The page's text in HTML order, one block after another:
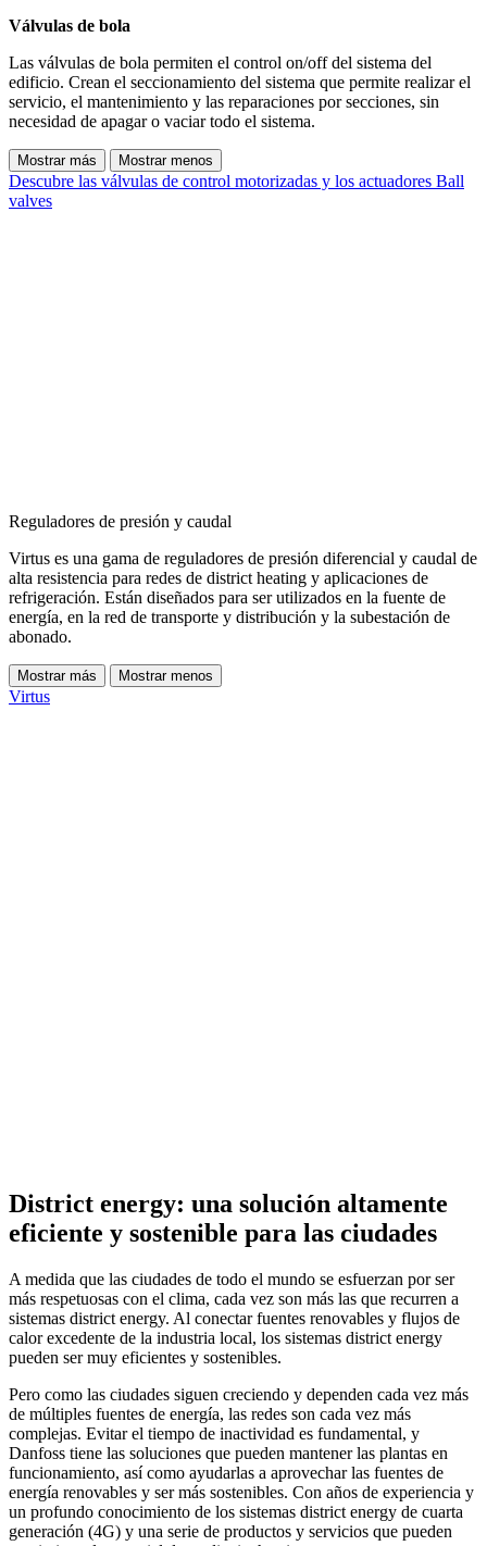
Válvulas de bola
Las válvulas de bola permiten el control on/off del sistema del
edificio. Crean el seccionamiento del sistema que permite realizar el
servicio, el mantenimiento y las reparaciones por secciones, sin
necesidad de apagar o vaciar todo el sistema.
Mostrar más Mostrar menos
Descubre las válvulas de control motorizadas y los actuadores Ball
valves
Reguladores de presión y caudal
Virtus es una gama de reguladores de presión diferencial y caudal de
alta resistencia para redes de district heating y aplicaciones de
refrigeración. Están diseñados para ser utilizados en la fuente de
energía, en la red de transporte y distribución y la subestación de
abonado.
Mostrar más Mostrar menos
Virtus
District energy: una solución altamente
eficiente y sostenible para las ciudades
A medida que las ciudades de todo el mundo se esfuerzan por ser
más respetuosas con el clima, cada vez son más las que recurren a
sistemas district energy. Al conectar fuentes renovables y flujos de
calor excedente de la industria local, los sistemas district energy
pueden ser muy eficientes y sostenibles.
Pero como las ciudades siguen creciendo y dependen cada vez más
de múltiples fuentes de energía, las redes son cada vez más
complejas. Evitar el tiempo de inactividad es fundamental, y
Danfoss tiene las soluciones que pueden mantener las plantas en
funcionamiento, así como ayudarlas a aprovechar las fuentes de
energía renovables y ser más sostenibles. Con años de experiencia y
un profundo conocimiento de los sistemas district energy de cuarta
generación (4G) y una serie de productos y servicios que pueden